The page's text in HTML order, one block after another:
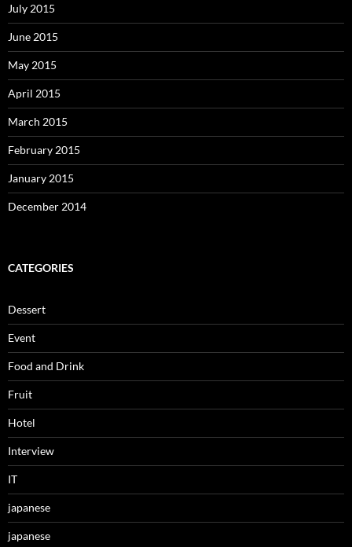
July 2015
June 2015
May 2015
April 2015
March 2015
February 2015
January 2015
December 2014
CATEGORIES
Dessert
Event
Food and Drink
Fruit
Hotel
Interview
IT
japanese
japanese